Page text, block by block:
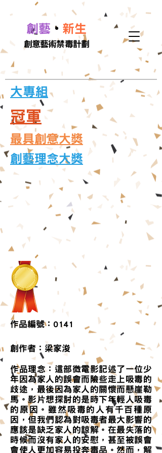
創藝 • 新生
創意藝術禁毒計劃
大專組
冠軍
作品編號：0141
​創作者：梁家浚
作品理念：這部微電影記述了一位少
年因為家人的誤會而險些走上吸毒的
歧途，最後因為家人的關懷而懸崖勒
馬。影片想探討的是時下年輕人吸毒
的原因。雖然吸毒的人有千百種原
因，但我們認為對吸毒者最大影響的
應該是缺乏家人的諒解。在最失落的
時候而沒有家人的安慰，甚至被誤會
會使人更加容易投奔毒品。然而，解
​創藝理念大獎
​最具創意大獎